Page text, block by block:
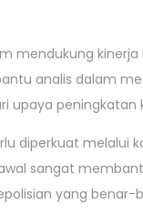
mendukung
analis dalam
upaya
diperkuat melalui
sangat
yang